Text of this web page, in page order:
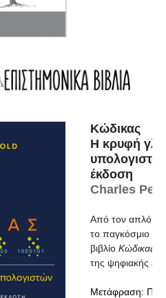
Κώδικας
Η κρυφή
έκδοση
Charles
Από τον απλό
το παγκόσμιο
βιβλίο Κώδικας
της ψηφιακής
Μετάφραση: